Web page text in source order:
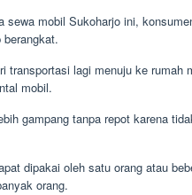
sewa mobil Sukoharjo ini,
transportasi lagi menuju ke rumah
mobil.
gampang tanpa repot karena
dipakai oleh satu orang atau
orang.